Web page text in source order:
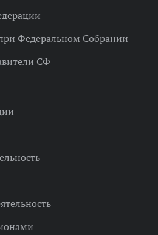
Федеральном Собрании
СФ